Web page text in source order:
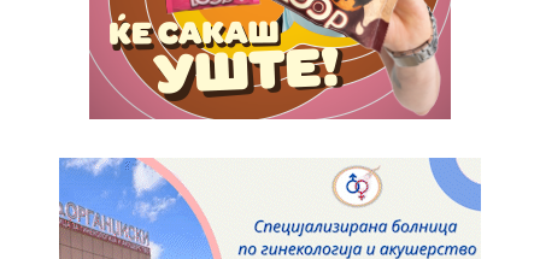
Full member access:
Etiam est nibh, lobortis sit
Praesent euismod ac
Ut mollis pellentesque tortor
Donec quis est ac felis
Orci varius natoque dolor